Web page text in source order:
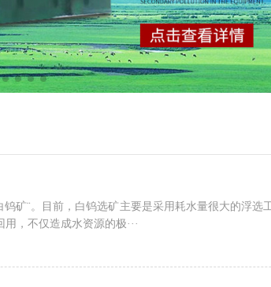
矿¨。目前，白钨选矿主要是采用耗水量很大的浮选
，不仅造成水资源的极···